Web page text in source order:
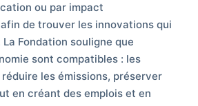
ou par impact
de trouver les innovations qui
Fondation souligne que
sont compatibles : les
les émissions, préserver
en créant des emplois et en